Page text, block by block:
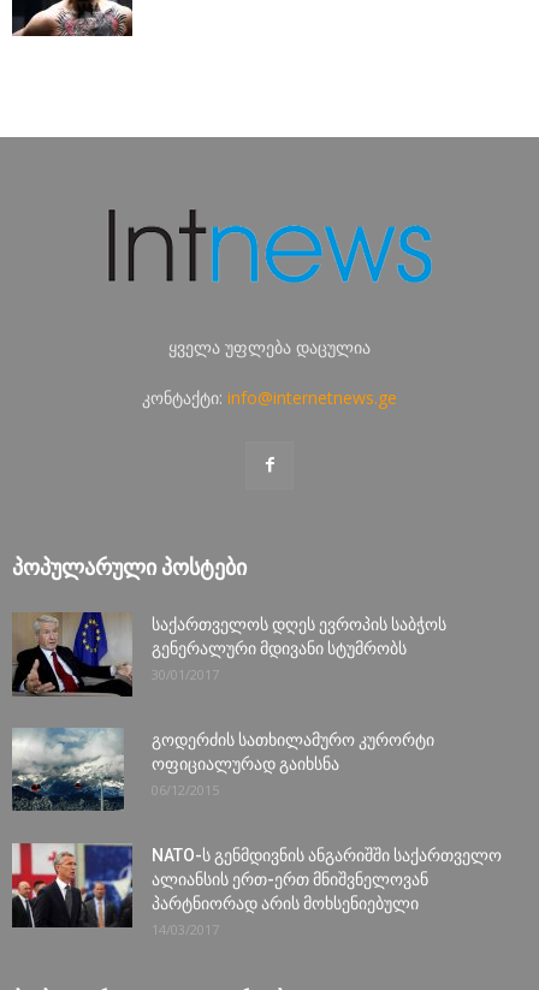
ყველა უფლება დაცულია
კონტაქტი: info@internetnews.ge
ᲞᲝᲞᲣᲚᲐᲠᲣᲚᲘ ᲞᲝᲡᲢᲔᲑᲘ
საქართველოს დღეს ევროპის საბჭოს
გენერალური მდივანი სტუმრობს
30/01/2017
გოდერძის სათხილამურო კურორტი
ოფიციალურად გაიხსნა
06/12/2015
NATO-ს გენმდივნის ანგარიშში საქართველო
ალიანსის ერთ-ერთ მნიშვნელოვან
პარტნიორად არის მოხსენიებული
14/03/2017